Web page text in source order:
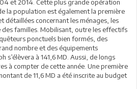
et 2014. Cette plus grande opération
la population est également la première
détaillées concernant les ménages, les
familles. Mobilisant, outre les effectifs
ponctuels bien formés, des
nombre et des équipements
s’élèvera à 141,6 MD. Aussi, de longs
à compter de cette année. Une première
de 11,6 MD a été inscrite au budget